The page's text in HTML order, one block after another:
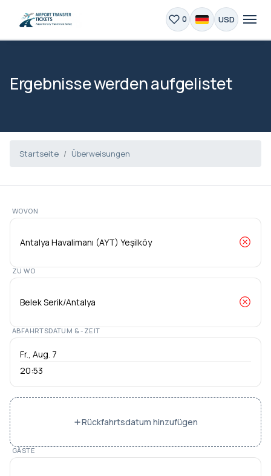
0 USD
Ergebnisse werden aufgelistet
Startseite Überweisungen
WOVON
ZU WO
ABFAHRTSDATUM & -ZEIT
20:53
Rückfahrtsdatum hinzufügen
GÄSTE